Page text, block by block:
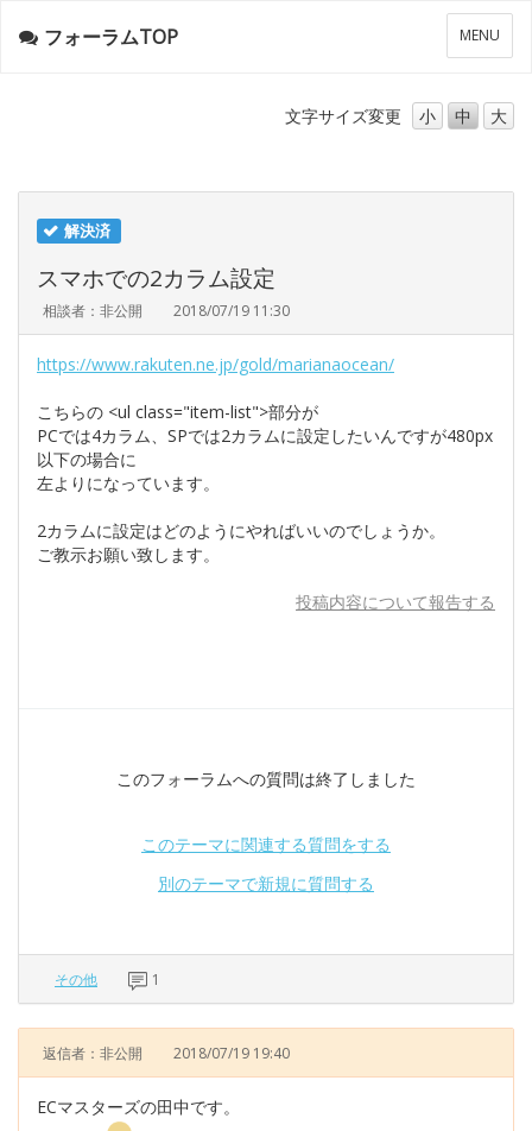
メ
ニ
ー
MENU
フォーラムTOP
文字サイズ変更 小 中 大
解決済
スマホでの2カラム設定
相談者：非公開 2018/07/19 11:30
https://www.rakuten.ne.jp/gold/marianaocean/
こちらの <ul class="item-list">部分が
PCでは4カラム、SPでは2カラムに設定したいんですが480px
以下の場合に
左よりになっています。
2カラムに設定はどのようにやればいいのでしょうか。
ご教示お願い致します。
投稿内容について報告する
このフォーラムへの質問は終了しました
このテーマに関連する質問をする
別のテーマで新規に質問する
その他 1
返信者：非公開 2018/07/19 19:40
ECマスターズの田中です。